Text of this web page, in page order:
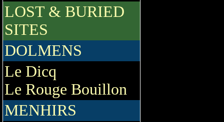
LOST & BURIED
SITES
DOLMENS
Le Dicq
Le Rouge Bouillon
MENHIRS